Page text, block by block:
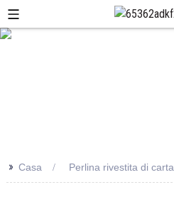
>> Casa Perlina rivestita di carta